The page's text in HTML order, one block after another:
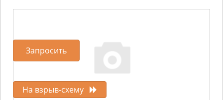
Запросить
На взрыв-схему